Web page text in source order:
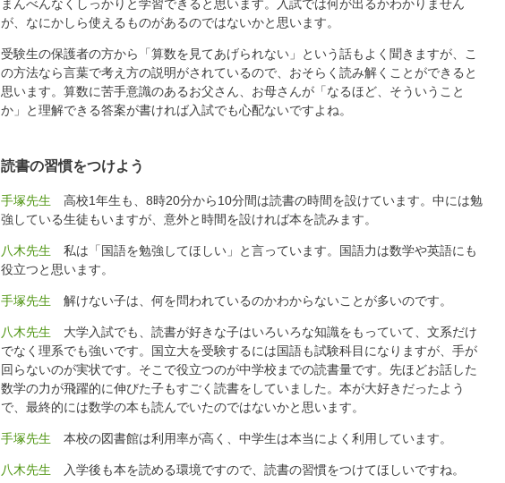
まんべんなくしっかりと学習できると思います。入試では何が出るかわかりません
が、なにかしら使えるものがあるのではないかと思います。
受験生の保護者の方から「算数を見てあげられない」という話もよく聞きますが、こ
の方法なら言葉で考え方の説明がされているので、おそらく読み解くことができると
思います。算数に苦手意識のあるお父さん、お母さんが「なるほど、そういうこと
か」と理解できる答案が書ければ入試でも心配ないですよね。
読書の習慣をつけよう
手塚先生 高校1年生も、8時20分から10分間は読書の時間を設けています。中には勉
強している生徒もいますが、意外と時間を設ければ本を読みます。
八木先生 私は「国語を勉強してほしい」と言っています。国語力は数学や英語にも
役立つと思います。
手塚先生 解けない子は、何を問われているのかわからないことが多いのです。
八木先生 大学入試でも、読書が好きな子はいろいろな知識をもっていて、文系だけ
でなく理系でも強いです。国立大を受験するには国語も試験科目になりますが、手が
回らないのが実状です。そこで役立つのが中学校までの読書量です。先ほどお話した
数学の力が飛躍的に伸びた子もすごく読書をしていました。本が大好きだったよう
で、最終的には数学の本も読んでいたのではないかと思います。
手塚先生 本校の図書館は利用率が高く、中学生は本当によく利用しています。
八木先生 入学後も本を読める環境ですので、読書の習慣をつけてほしいですね。